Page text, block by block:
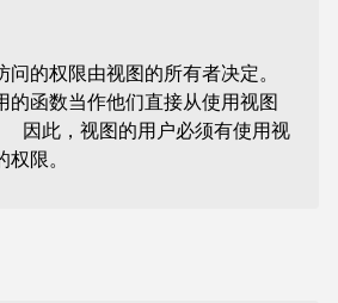
的权限由视图的所有者决定。
的函数当作他们直接从使用视图
因此，视图的用户必须有使用视
限。